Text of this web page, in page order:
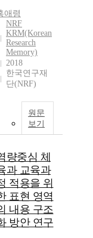
애령
NRF
KRM(Korean
Research
Memory)
2018
한국연구재
단(NRF)
원문
보기
량중심 체
과 교육과
적용을 위
표현 영역
내용 구조
방안 연구